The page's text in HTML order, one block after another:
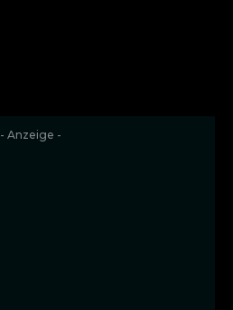
- Anzeige -